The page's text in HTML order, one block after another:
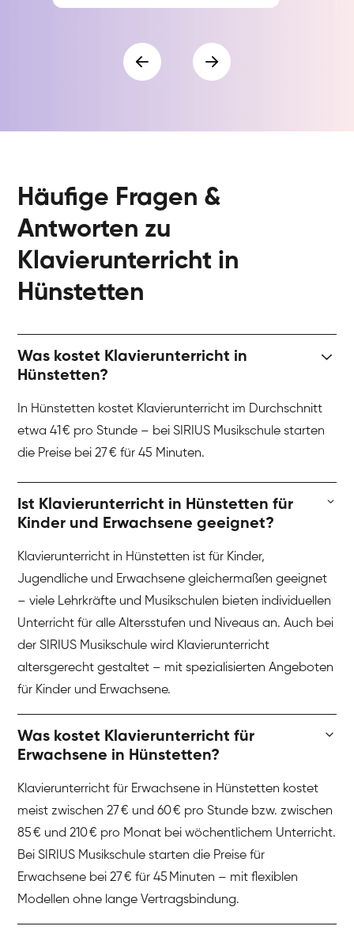
Häufige Fragen &
Antworten zu
Klavierunterricht in
Hünstetten
Was kostet Klavierunterricht in
Hünstetten?
In Hünstetten kostet Klavierunterricht im Durchschnitt
etwa 41 € pro Stunde – bei SIRIUS Musikschule starten
die Preise bei 27 € für 45 Minuten.
Ist Klavierunterricht in Hünstetten für
Kinder und Erwachsene geeignet?
Klavierunterricht in Hünstetten ist für Kinder,
Jugendliche und Erwachsene gleichermaßen geeignet
– viele Lehrkräfte und Musikschulen bieten individuellen
Unterricht für alle Altersstufen und Niveaus an. Auch bei
der SIRIUS Musikschule wird Klavierunterricht
altersgerecht gestaltet – mit spezialisierten Angeboten
für Kinder und Erwachsene.
Was kostet Klavierunterricht für
Erwachsene in Hünstetten?
Klavierunterricht für Erwachsene in Hünstetten kostet
meist zwischen 27 € und 60 € pro Stunde bzw. zwischen
85 € und 210 € pro Monat bei wöchentlichem Unterricht.
Bei SIRIUS Musikschule starten die Preise für
Erwachsene bei 27 € für 45 Minuten – mit flexiblen
Modellen ohne lange Vertragsbindung.